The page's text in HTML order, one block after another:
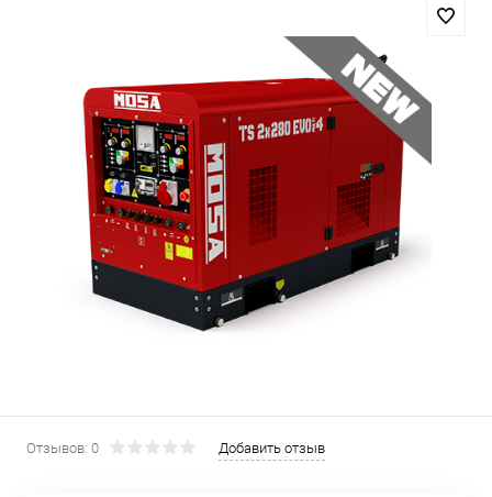
Отзывов: 0 Добавить отзыв